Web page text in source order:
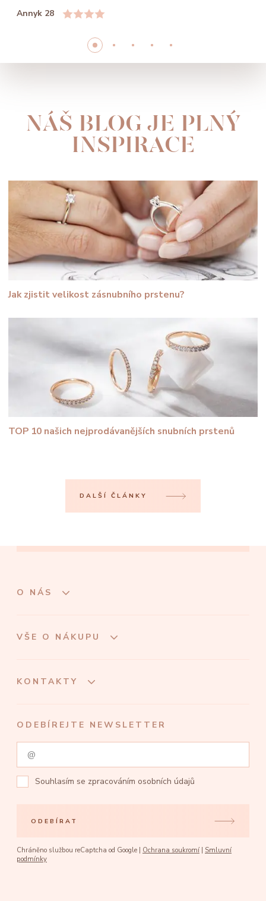
Annyk 28
NÁŠ BLOG JE PLNÝ
INSPIRACE
Jak zjistit velikost zásnubního prstenu?
TOP 10 našich nejprodávanějších snubních prstenů
DALŠÍ ČLÁNKY
O NÁS
VŠE O NÁKUPU
KONTAKTY
ODEBÍREJTE NEWSLETTER
Souhlasím se zpracováním osobních údajů
ODEBÍRAT
Chráněno službou reCaptcha od Google | Ochrana soukromí
Smluvní
podmínky